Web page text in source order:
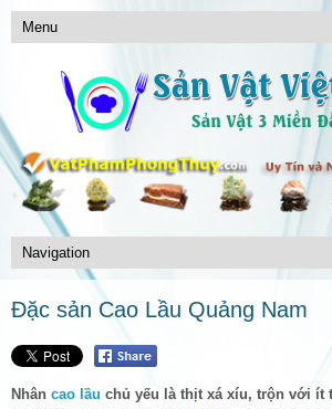
Đặc sản Cao Lầu Quảng Nam
Nhân cao lầu chủ yếu là thịt xá xíu, trộn với ít